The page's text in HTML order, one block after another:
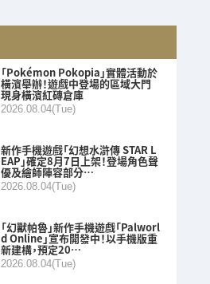
「Pokémon Pokopia」實體活動於
橫濱舉辦！遊戲中登場的區域大門
現身橫濱紅磚倉庫
2026.08.04(Tue)
新作手機遊戲「幻想水滸傳 STAR L
EAP」確定8月7日上架！登場角色聲
優及繪師陣容部分…
2026.08.04(Tue)
「幻獸帕魯」新作手機遊戲「Palworl
d Online」宣布開發中！以手機版重
新建構，預定20…
2026.08.04(Tue)